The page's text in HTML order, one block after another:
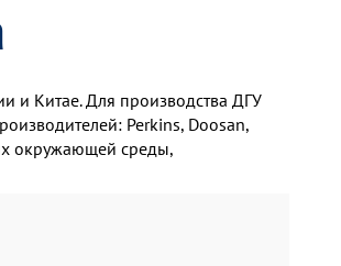
и Китае. Для производства ДГУ
Perkins, Doosan,
окружающей среды,